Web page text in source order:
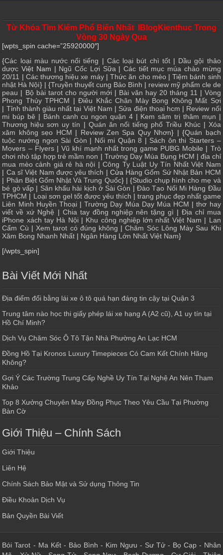
Từ Khóa Tìm Kiếm Phổ Biến Nhất IBlogKienthuc Trong
Vòng 30 Ngày Qua
[wpts_spin cache=”25920000″]
{Các loại màu nước nổi tiếng | Các loại bút chì tốt| Dầu gội thảo
dược Việt Nam | Ngũ Cốc Lợi Sữa | Các tiết mục múa chào mừng
20/11 | Các thương hiệu xe máy|Thức ăn cho mèo|Tiệm bánh sinh
nhật Hà Nội} | {Truyền thuyết cung Bảo Bình | review mỹ phẩm cle de
peau | Bộ bài tarot cho người mới| Bài văn hay 20 tháng 11 | Vòng
Phong Thủy TPHCM |Điêu Khắc Chân Mày Bong Không Mất Sợi
| Tỉnh thành giàu nhất tại Việt Nam | Sửa điện thoại hcm | Review nối
mi búp bê | Bánh canh cu ngon quận 4| Kem sâm trị thâm mụn |
Thương hiệu sơn uy tín | Quán ăn nổi tiếng phố Triều Khúc| Xóa
xăm không sẹo HCM | Review Zen Spa Quy Nhơn} | {Quán bạch
tuộc nướng ngon Sài Gòn | Nối mi Quận 8 | Sách ôn thi Starters –
Movers – Flyers| Vũ khí mạnh nhất trong game PUBG Mobile | Trò
chơi nhỏ tập hợp trẻ mầm non | Trường Dạy Múa Bụng HCM | địa chỉ
mua mèo cảnh giá rẻ hà nội |Công Ty Luật Uy Tín Nhất Việt Nam
| Ca sĩ Việt Nam được yêu thích | Cửa Hàng Gốm Sứ Nhật Bản HCM
| Phân Biệt Gốm Nhật Và Trung Quốc} | {Studio chụp hình cho mẹ và
bé gò vấp | Sân khấu hài kịch ở Sài Gòn |Đào Tạo Nối Mi Hàng Đầu
TPHCM | Loại sơn gel tốt được yêu thích | trang phục đẹp nhất game
Liên Minh Huyền Thoại|Trường Dạy Múa Dạy Múa HCM |thơ hay
viết về xứ Nghệ | Chia tay đồng nghiệp nên tặng gì | Địa chỉ mua
iPhone xách tay Hà Nội| Khu công nghiệp lớn nhất Việt Nam | Lan
Cẩm Cù | Xem tarot có đúng không |Chăm Sóc Lông Mày Sau Khi
Xăm Bong Nhanh Nhất | Ngân Hàng Lớn Nhất Việt Nam}
[/wpts_spin]
Bài Viết Mới Nhất
Địa điểm đổi bằng lái xe ô tô quá hạn đáng tin cậy tại Quận 3
Trung tâm nào học thi giấy phép lái xe hạng A (A2 cũ), A1 uy tín tại
Hồ Chí Minh?
Dịch Vụ Chăm Sóc Ô Tô Tận Nhà Phường An Lạc HCM
Đồng Hồ Tại Kronos Luxury Timepieces Có Cam Kết Chính Hãng
Không?
Gợi Ý Các Trường Trung Cấp Nghề Uy Tín Tại Nghệ An Nên Tham
Khảo
Top 8 Xưởng Chuyên May Đồng Phục Theo Yêu Cầu Tại Phường
Bàn Cờ
Giới Thiệu – Chính Sách
Giới Thiệu
Liên Hệ
Chính Sách Bảo Mật và Sử dụng Thông Tin
Điều Khoản Dịch Vụ
Bản Quyền Bài Viết
Bói Tarot - Ma Kết- Bảo Bình - Kim Ngưu - Sư Tử- Bọ Cạp- Nhân